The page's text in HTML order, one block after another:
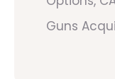
Guns